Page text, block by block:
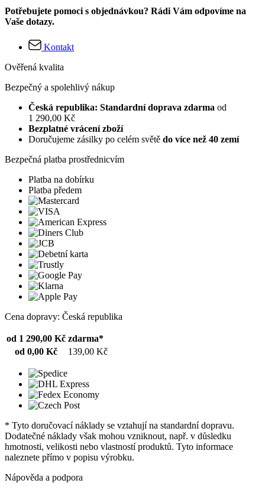
Potřebujete pomoci s objednávkou? Rádi Vám odpovíme na
Vaše dotazy.
Kontakt
Ověřená kvalita
Bezpečný a spolehlivý nákup
Česká republika: Standardní doprava zdarma od
1 290,00 Kč
Bezplatné vrácení zboží
Doručujeme zásilky po celém světě do více než 40 zemí
Bezpečná platba prostřednicvím
Platba na dobírku
Platba předem
Cena dopravy: Česká republika
od 1 290,00 Kč zdarma*
od 0,00 Kč
139,00 Kč
* Tyto doručovací náklady se vztahují na standardní dopravu.
Dodatečné náklady však mohou vzniknout, např. v důsledku
hmotnosti, velikosti nebo vlastností produktů. Tyto informace
naleznete přímo v popisu výrobku.
Nápověda a podpora